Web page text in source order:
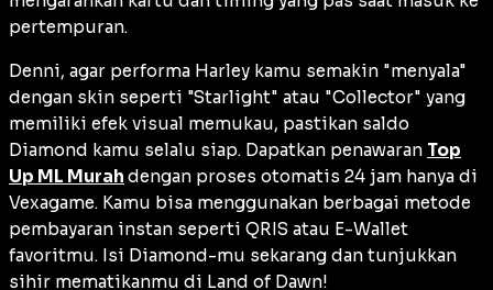
pertempuran.
Denni, agar performa Harley kamu semakin "menyala"
dengan skin seperti "Starlight" atau "Collector" yang
memiliki efek visual memukau, pastikan saldo
Diamond kamu selalu siap. Dapatkan penawaran Top
Up ML Murah dengan proses otomatis 24 jam hanya di
Vexagame. Kamu bisa menggunakan berbagai metode
pembayaran instan seperti QRIS atau E-Wallet
favoritmu. Isi Diamond-mu sekarang dan tunjukkan
sihir mematikanmu di Land of Dawn!